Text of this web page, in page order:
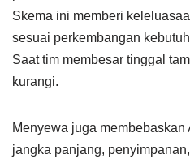
Skema ini memberi
sesuai perkembangan
Saat tim membesar tinggal
kurangi.
Menyewa juga
jangka panjang,